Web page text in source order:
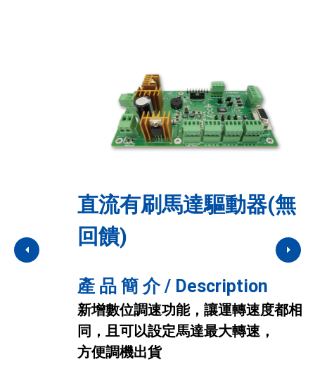
C
O
.
,
D
.
t
w
a
r
e
e
l
t
直流有刷馬達驅動器(無
回饋)
產 品 簡 介 / Description
新增數位調速功能，讓運轉速度都相
同，且可以設定馬達最大轉速，
方便調機出貨
直流無刷馬達驅動器
產 品 簡 介 / Description
同時涵蓋有感測與無感測無刷馬達驅
動，僅需一種驅動板，
即能涵蓋無刷馬達應用需求
常 見 應 用 / Application
直流有刷馬達驅動器(有
回饋)
產 品 簡 介 / Description
規劃編碼器(Encoder)回饋機制，讓
直流馬達應用達到類伺服功能
且成本較低；另有可與PLC通訊介